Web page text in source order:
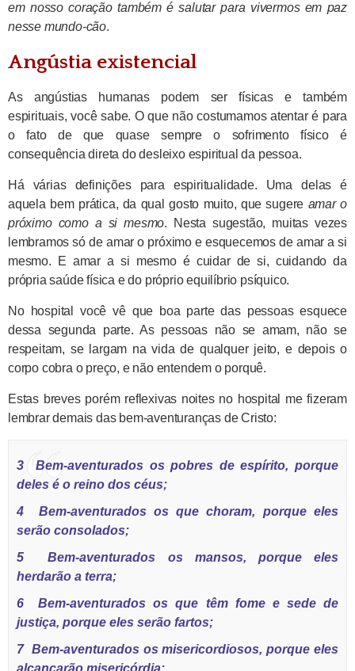
em nosso coração também é salutar para vivermos em paz
nesse mundo-cão.
Angústia existencial
As angústias humanas podem ser físicas e também
espirituais, você sabe. O que não costumamos atentar é para
o fato de que quase sempre o sofrimento físico é
consequência direta do desleixo espiritual da pessoa.
Há várias definições para espiritualidade. Uma delas é
aquela bem prática, da qual gosto muito, que sugere amar o
próximo como a si mesmo. Nesta sugestão, muitas vezes
lembramos só de amar o próximo e esquecemos de amar a si
mesmo. E amar a si mesmo é cuidar de si, cuidando da
própria saúde física e do próprio equilíbrio psíquico.
No hospital você vê que boa parte das pessoas esquece
dessa segunda parte. As pessoas não se amam, não se
respeitam, se largam na vida de qualquer jeito, e depois o
corpo cobra o preço, e não entendem o porquê.
Estas breves porém reflexivas noites no hospital me fizeram
lembrar demais das bem-aventuranças de Cristo:
3 Bem-aventurados os pobres de espírito, porque
deles é o reino dos céus;
4 Bem-aventurados os que choram, porque eles
serão consolados;
5 Bem-aventurados os mansos, porque eles
herdarão a terra;
6 Bem-aventurados os que têm fome e sede de
justiça, porque eles serão fartos;
7Bem-aventurados os misericordiosos, porque eles
alcançarão misericórdia;